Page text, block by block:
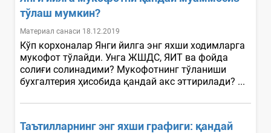
тўлаш мумкин?
Материал санаси 18.12.2019
Кўп корхоналар Янги йилга энг яхши ходимларга
мукофот тўлайди. Унга ЖШДС, ЯИТ ва фойда
солиғи солинадими? Мукофотнинг тўланиши
бухгалтерия ҳисобида қандай акс эттирилади? ...
Таътилларнинг энг яхши графиги: қандай